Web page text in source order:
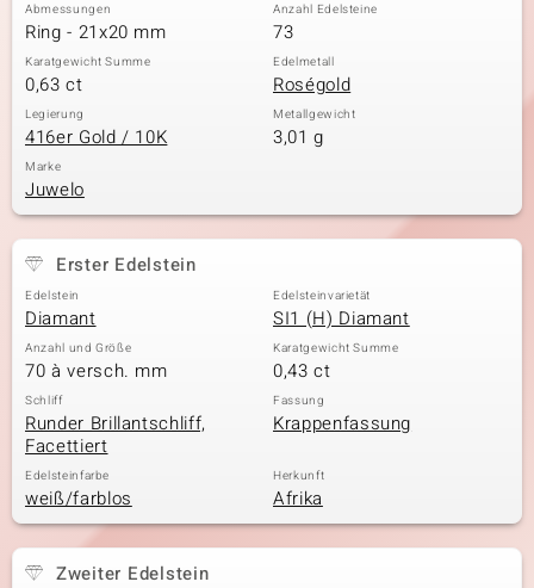
Abmessungen
Ring - 21x20 mm
Anzahl Edelsteine
73
Karatgewicht Summe
0,63 ct
Edelmetall
Roségold
Legierung
416er Gold / 10K
Metallgewicht
3,01 g
Marke
Juwelo
Erster Edelstein
Edelstein
Diamant
Edelsteinvarietät
SI1 (H) Diamant
Anzahl und Größe
70 à versch. mm
Karatgewicht Summe
0,43 ct
Schliff
Runder Brillantschliff,
Facettiert
Fassung
Krappenfassung
Edelsteinfarbe
weiß/farblos
Herkunft
Afrika
Zweiter Edelstein